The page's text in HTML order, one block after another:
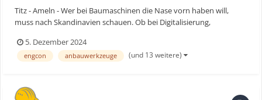
Titz - Ameln - Wer bei Baumaschinen die Nase vorn haben will,
muss nach Skandinavien schauen. Ob bei Digitalisierung,
Technologien für die Baustelle gehen oftmals von den nördlichen
Regionen Europas aus. Was Firmen dort antreibt: mit Bagg...
5. Dezember 2024
engcon anbauwerkzeuge (und 13 weitere)